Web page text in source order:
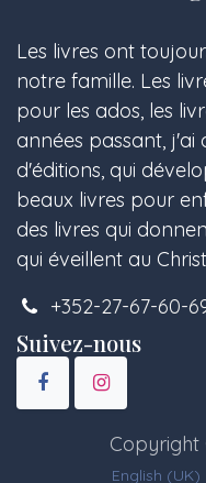
Les livres ont
notre famille. Les
pour les ados, les
années passant, j'ai
d'éditions, qui
beaux livres pour
des livres qui
qui éveillent au
+352-27-67-60-
Suivez-nous
Copyright
English (UK)